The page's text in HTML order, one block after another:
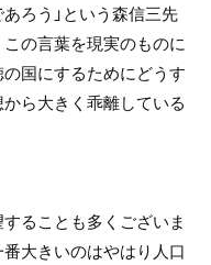
ろう」という森信三先
の言葉を現実のものに
国にするためにどうす
ら大きく乖離している
ることも多くございま
大きいのはやはり人口